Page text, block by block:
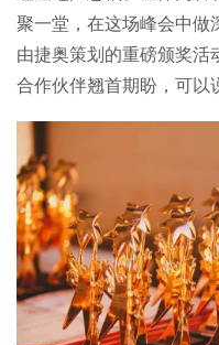
聚一堂，在这场峰会中做
由捷奥策划的重磅颁奖活
合作伙伴翘首期盼，可以